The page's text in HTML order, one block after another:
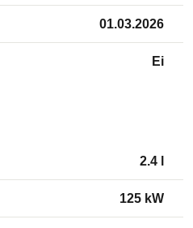
01.03.2026
Ei
2.4 l
125 kW